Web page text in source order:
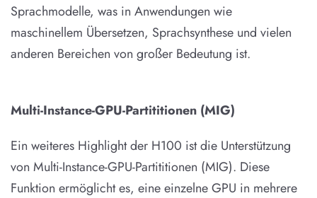
Sprachmodelle, was in Anwendungen wie
maschinellem Übersetzen, Sprachsynthese und vielen
anderen Bereichen von großer Bedeutung ist.
Multi-Instance-GPU-Partititionen (MIG)
Ein weiteres Highlight der H100 ist die Unterstützung
von Multi-Instance-GPU-Partititionen (MIG). Diese
Funktion ermöglicht es, eine einzelne GPU in mehrere